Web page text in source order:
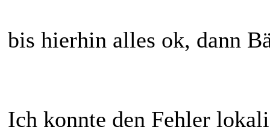
bis hierhin alles ok, dann
Ich konnte den Fehler